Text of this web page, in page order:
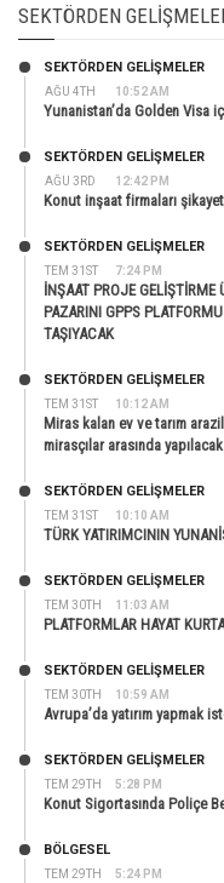
SEKTÖRDEN
AĞU 4TH 10:52 AM
SEKTÖRDEN GELIŞMELER
Yunanistan’da Golden Visa
AĞU 3RD 12:42 PM
SEKTÖRDEN GELIŞMELER
Konut inşaat firmaları
TEM 31ST 7:24 PM
SEKTÖRDEN GELIŞMELER
İNŞAAT PROJE GELİŞTİRME
PAZARINI GPPS
TAŞIYACAK
TEM 31ST 10:12 AM
SEKTÖRDEN GELIŞMELER
Miras kalan ev ve tarım
mirasçılar arasında yapılacak
TEM 31ST 10:10 AM
SEKTÖRDEN GELIŞMELER
TÜRK YATIRIMCININ
TEM 30TH 11:03 AM
SEKTÖRDEN GELIŞMELER
PLATFORMLAR HAYAT
TEM 30TH 10:59 AM
SEKTÖRDEN GELIŞMELER
Avrupa’da yatırım yapmak
TEM 29TH 5:28 PM
SEKTÖRDEN GELIŞMELER
Konut Sigortasında Poliçe
TEM 29TH 5:24 PM
BÖLGESEL